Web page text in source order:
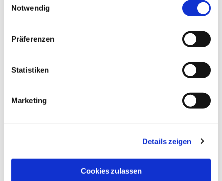
Notwendig
Präferenzen
Statistiken
Marketing
Details zeigen
Cookies zulassen
Dies könnte Sie auch